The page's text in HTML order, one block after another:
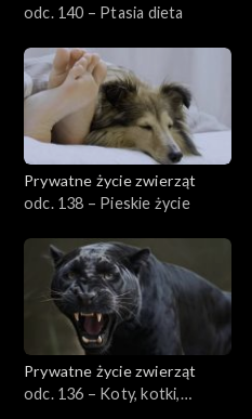
odc. 140 – Ptasia dieta
Prywatne życie zwierząt
odc. 138 – Pieskie życie
Prywatne życie zwierząt
odc. 136 – Koty, kotki,